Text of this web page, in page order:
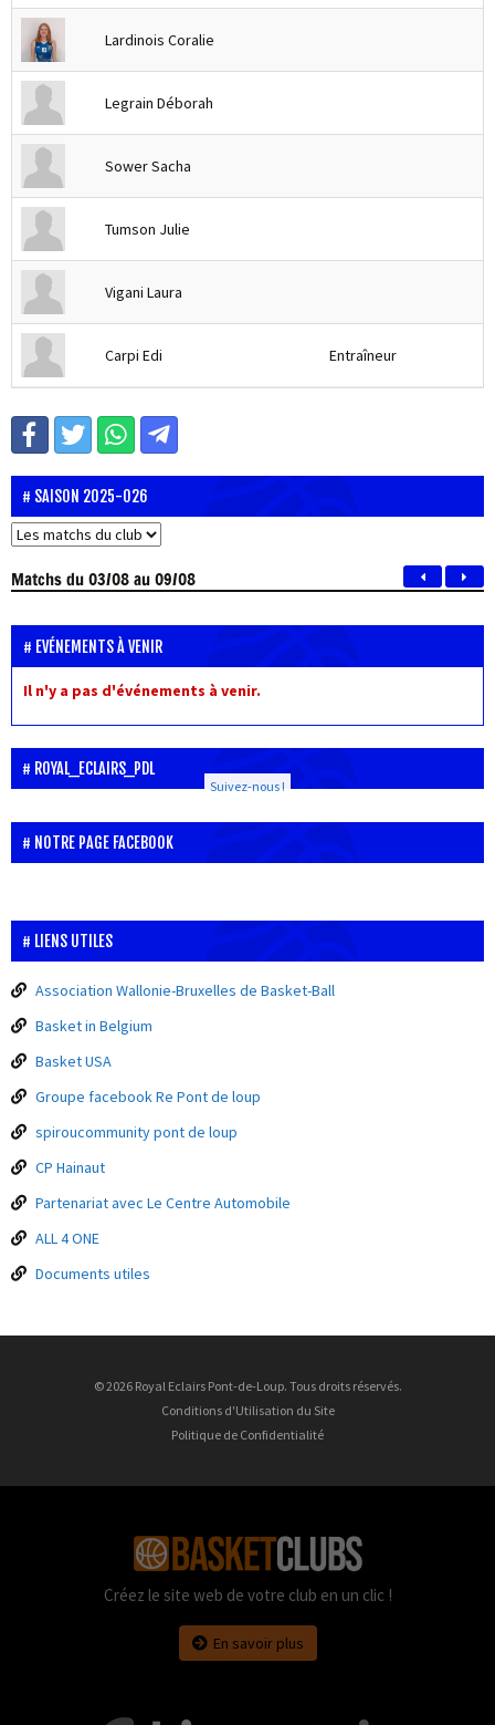
Lardinois Coralie
Legrain Déborah
Sower Sacha
Tumson Julie
Vigani Laura
Carpi Edi Entraîneur
SAISON 2025-026
Matchsdu 03/08 au 09/08
EVÉNEMENTS À VENIR
Il n'y a pas d'événements à venir.
ROYAL_ECLAIRS_PDL
Suivez-nous !
NOTRE PAGE FACEBOOK
LIENS UTILES
Association Wallonie-Bruxelles de Basket-Ball
Basket in Belgium
Basket USA
Groupe facebook Re Pont de loup
spiroucommunity pont de loup
CP Hainaut
Partenariat avec Le Centre Automobile
ALL 4 ONE
Documents utiles
© 2026 Royal Eclairs Pont-de-Loup. Tous droits réservés.
Conditions d'Utilisation du Site
Politique de Confidentialité
Créez le site web de votre club en un clic !
En savoir plus